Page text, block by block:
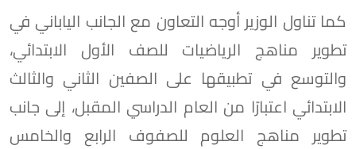
كما تناول الوزير أوجه التعاون مع الجانب الياباني في
تطوير مناهج الرياضيات للصف الأول الابتدائي،
والتوسع في تطبيقها على الصفين الثاني والثالث
الابتدائي اعتبارًا من العام الدراسي المقبل، إلى جانب
تطوير مناهج العلوم للصفوف الرابع والخامس